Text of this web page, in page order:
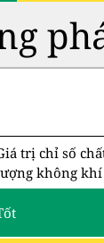
trị chỉ số
không khí